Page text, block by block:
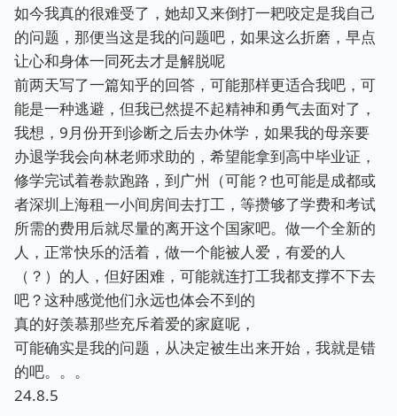
如今我真的很难受了，她却又来倒打一耙咬定是我自己
的问题，那便当这是我的问题吧，如果这么折磨，早点
让心和身体一同死去才是解脱呢
前两天写了一篇知乎的回答，可能那样更适合我吧，可
能是一种逃避，但我已然提不起精神和勇气去面对了，
我想，9月份开到诊断之后去办休学，如果我的母亲要
办退学我会向林老师求助的，希望能拿到高中毕业证，
修学完试着卷款跑路，到广州（可能？也可能是成都或
者深圳上海租一小间房间去打工，等攒够了学费和考试
所需的费用后就尽量的离开这个国家吧。做一个全新的
人，正常快乐的活着，做一个能被人爱，有爱的人
（？）的人，但好困难，可能就连打工我都支撑不下去
吧？这种感觉他们永远也体会不到的
真的好羡慕那些充斥着爱的家庭呢，
可能确实是我的问题，从决定被生出来开始，我就是错
的吧。。。
24.8.5